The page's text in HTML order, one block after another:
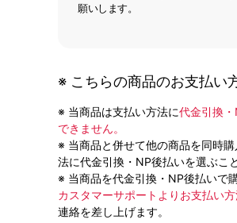
願いします。
※ こちらの商品のお支払い
※ 当商品は支払い方法に代金引換
できません。
※ 当商品と併せて他の商品を同時
法に代金引換・NP後払いを選ぶこ
※ 当商品を代金引換・NP後払いで
カスタマーサポートよりお支払い
連絡を差し上げます。